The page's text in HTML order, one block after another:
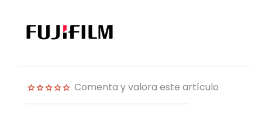
Comenta y valora este artículo